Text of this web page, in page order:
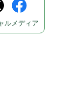
ルメディア